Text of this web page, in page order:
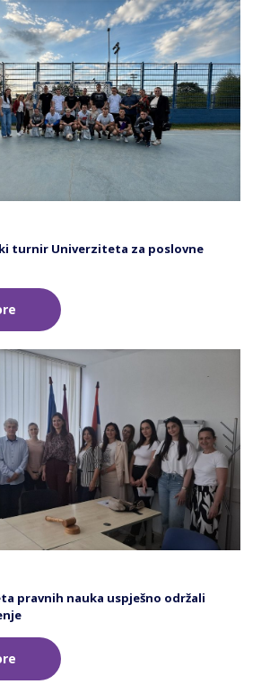
turnir Univerziteta za poslovne
pravnih nauka uspješno održali